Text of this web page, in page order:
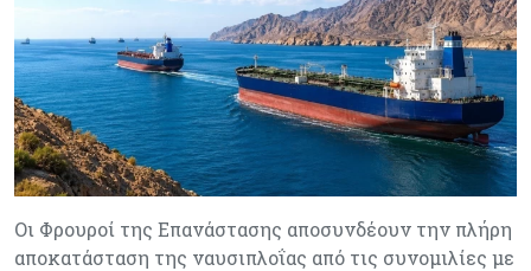
Οι Φρουροί της Επανάστασης αποσυνδέουν την πλήρη
αποκατάσταση της ναυσιπλοΐας από τις συνομιλίες με